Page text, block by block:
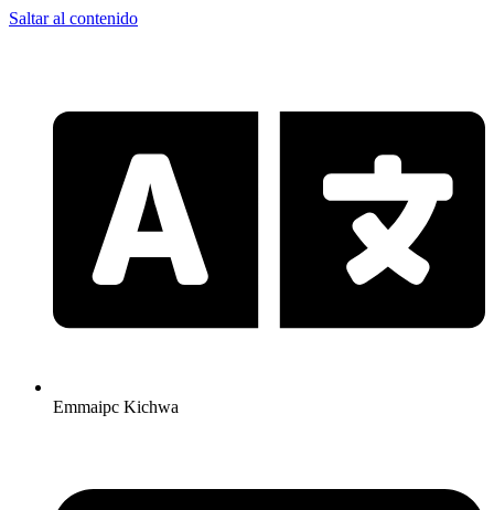
Saltar al contenido
Emmaipc Kichwa